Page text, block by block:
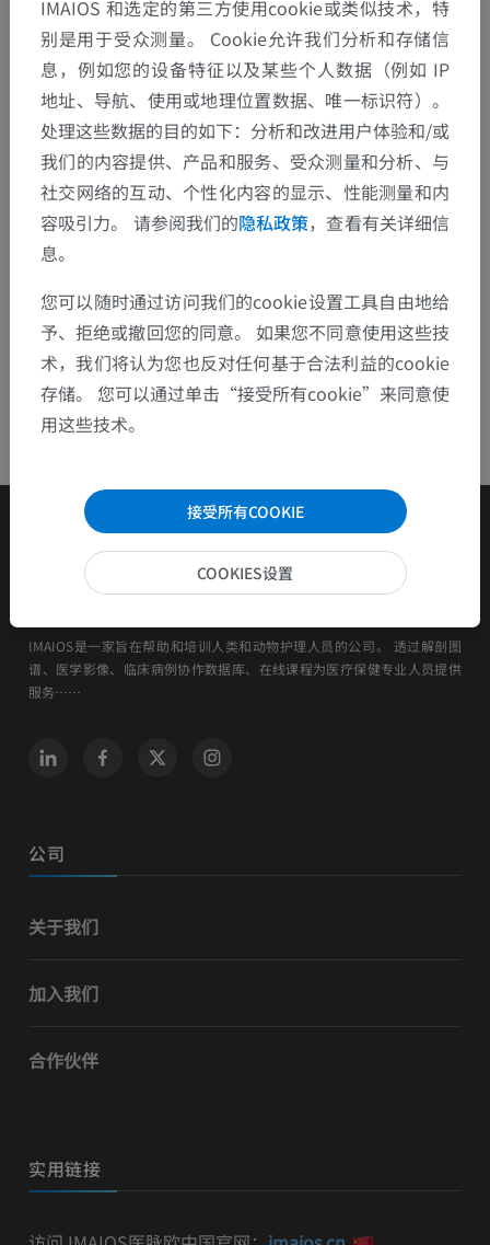
发现错误？
欢迎提出更正、翻译或内容改进的建议。
检举错误
下载APP
IMAIOS是一家旨在帮助和培训人类和动物护理人员的公司。 透过解剖图
谱、医学影像、临床病例协作数据库、在线课程为医疗保健专业人员提供
服务……
公司
关于我们
加入我们
合作伙伴
实用链接
IMAIOS 和选定的第三方使用cookie或类似技术，特
别是用于受众测量。 Cookie允许我们分析和存储信
息，例如您的设备特征以及某些个人数据（例如 IP
地址、导航、使用或地理位置数据、唯一标识符）。
处理这些数据的目的如下：分析和改进用户体验和/或
我们的内容提供、产品和服务、受众测量和分析、与
社交网络的互动、个性化内容的显示、性能测量和内
容吸引力。 请参阅我们的隐私政策，查看有关详细信
息。
您可以随时通过访问我们的cookie设置工具自由地给
予、拒绝或撤回您的同意。 如果您不同意使用这些技
术，我们将认为您也反对任何基于合法利益的cookie
存储。 您可以通过单击“接受所有cookie”来同意使
用这些技术。
接受所有COOKIE
COOKIES设置